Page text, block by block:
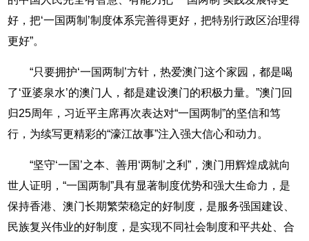
好，把‘一国两制’制度体系完善得更好，把特别行政区治理得
更好”。
“只要拥护‘一国两制’方针，热爱澳门这个家园，都是喝
了‘亚婆泉水’的澳门人，都是建设澳门的积极力量。”澳门回
归25周年，习近平主席再次表达对“一国两制”的坚信和笃
行，为续写更精彩的“濠江故事”注入强大信心和动力。
“坚守‘一国’之本、善用‘两制’之利”，澳门用辉煌成就向
世人证明，“一国两制”具有显著制度优势和强大生命力，是
保持香港、澳门长期繁荣稳定的好制度，是服务强国建设、
民族复兴伟业的好制度，是实现不同社会制度和平共处、合